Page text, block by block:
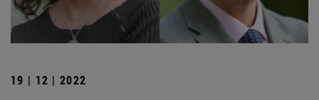
19 | 12 | 2022